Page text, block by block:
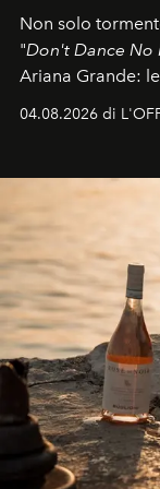
Non solo
"Don't Dance No
Ariana Grande:
colonna sonora
04.08.2026 di